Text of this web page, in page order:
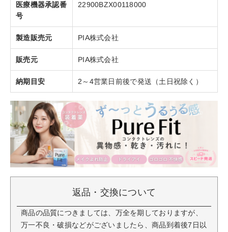
医療機器承認番
号
22900BZX00118000
製造販売元 PIA株式会社
販売元 PIA株式会社
納期目安 2～4営業日前後で発送（土日祝除く）
返品・交換について
商品の品質につきましては、万全を期しておりますが、
万一不良・破損などがございましたら、商品到着後7日以